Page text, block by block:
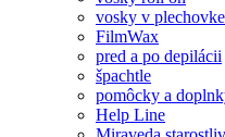
vosky v plechovke
FilmWax
pred a po depilácii
špachtle
pomôcky a
Help Line